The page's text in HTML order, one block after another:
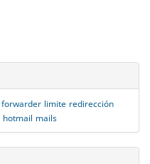
forwarder limite redirección
hotmail mails